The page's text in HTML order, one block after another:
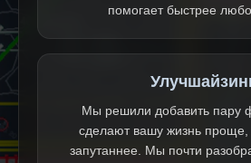
помогает быстрее
Мы решили добавить пару
сделают вашу жизнь
запутаннее. Мы почти